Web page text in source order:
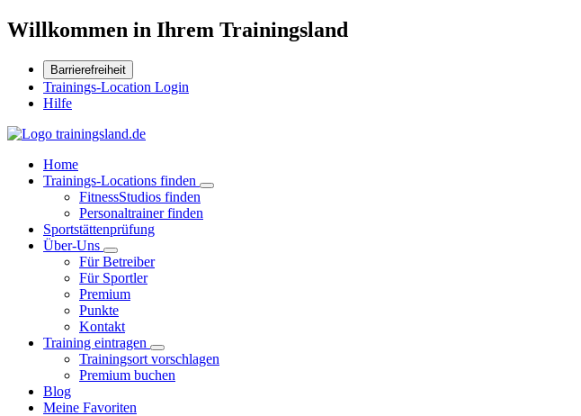
Willkommen in Ihrem Trainingsland
Barrierefreiheit
Trainings-Location Login
Hilfe
Home
Trainings-Locations finden
FitnessStudios finden
Personaltrainer finden
Sportstättenprüfung
Über-Uns
Für Betreiber
Für Sportler
Premium
Punkte
Kontakt
Training eintragen
Trainingsort vorschlagen
Premium buchen
Blog
Meine Favoriten